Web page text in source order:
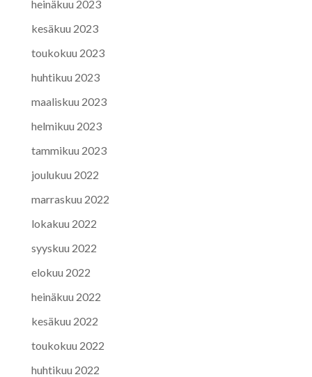
heinäkuu 2023
kesäkuu 2023
toukokuu 2023
huhtikuu 2023
maaliskuu 2023
helmikuu 2023
tammikuu 2023
joulukuu 2022
marraskuu 2022
lokakuu 2022
syyskuu 2022
elokuu 2022
heinäkuu 2022
kesäkuu 2022
toukokuu 2022
huhtikuu 2022